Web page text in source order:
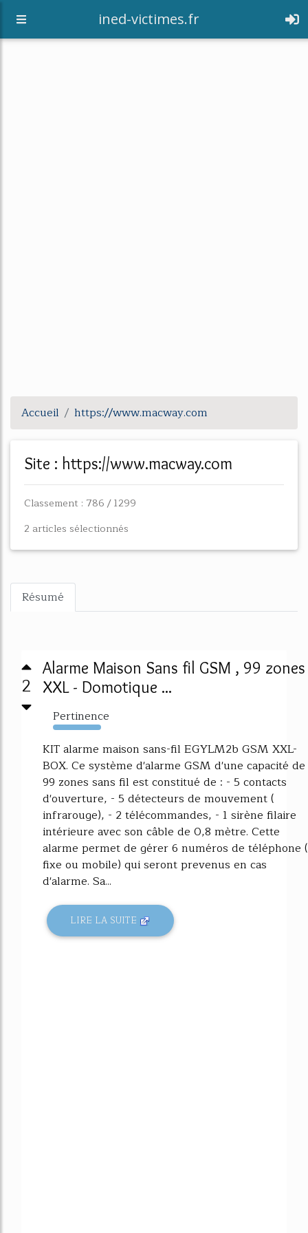
ined-victimes.fr
Accueil https://www.macway.com
Site : https://www.macway.com
Classement : 786 / 1299
2 articles sélectionnés
Résumé
2
Alarme Maison Sans fil GSM , 99 zones
XXL - Domotique ...
Pertinence
8539%
KIT alarme maison sans-fil EGYLM2b GSM XXL-
BOX. Ce système d'alarme GSM d'une capacité de
99 zones sans fil est constitué de : - 5 contacts
d'ouverture, - 5 détecteurs de mouvement (
infrarouge), - 2 télécommandes, - 1 sirène filaire
intérieure avec son câble de 0,8 mètre. Cette
alarme permet de gérer 6 numéros de téléphone (
fixe ou mobile) qui seront prevenus en cas
d'alarme. Sa...
LIRE LA SUITE